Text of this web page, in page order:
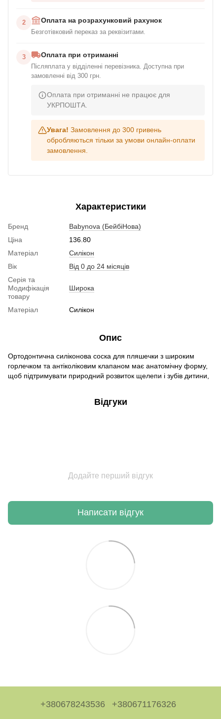
2 Оплата на розрахунковий рахунок
Безготівковий переказ за реквізитами.
3 Оплата при отриманні
Післяплата у відділенні перевізника. Доступна при
замовленні від 300 грн.
Оплата при отриманні не працює для
УКРПОШТА.
Увага! Замовлення до 300 гривень
обробляються тільки за умови онлайн-оплати
замовлення.
Характеристики
Бренд
Babynova (БейбіНова)
Ціна
136.80
Матеріал
Силікон
Вік
Від 0 до 24 місяців
Серія та
Модифікація
товару
Широка
Матеріал Силікон
Опис
Ортодонтична силіконова соска для пляшечки з широким
горлечком та антіколіковим клапаном має анатомічну форму,
щоб підтримувати природний розвиток щелепи і зубів дитини,
Відгуки
Додайте перший відгук
Написати відгук
+380678243536 +380671176326